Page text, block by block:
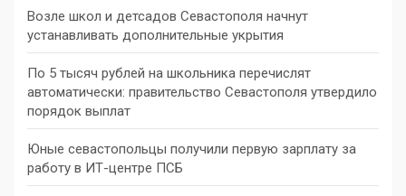
Возле школ и детсадов Севастополя начнут
устанавливать дополнительные укрытия
По 5 тысяч рублей на школьника перечислят
автоматически: правительство Севастополя утвердило
порядок выплат
Юные севастопольцы получили первую зарплату за
работу в ИТ-центре ПСБ